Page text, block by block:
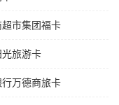
市集团福卡
旅游卡
万德商旅卡